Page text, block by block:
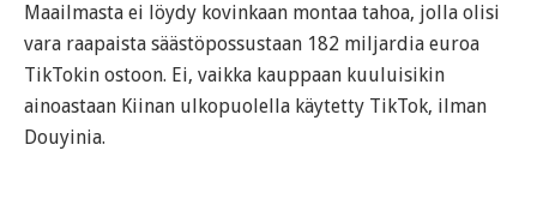
Maailmasta ei löydy kovinkaan montaa tahoa, jolla olisi
vara raapaista säästöpossustaan 182 miljardia euroa
TikTokin ostoon. Ei, vaikka kauppaan kuuluisikin
ainoastaan Kiinan ulkopuolella käytetty TikTok, ilman
Douyinia.